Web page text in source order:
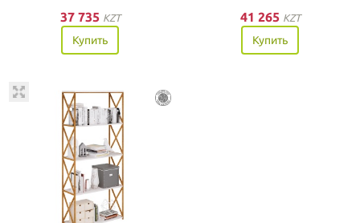
37 735 KZT
Купить
41 265 KZT
Купить